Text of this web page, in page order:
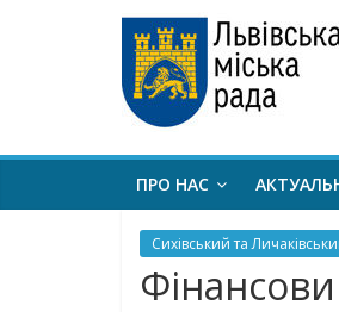
ПРО НАС
Сихівський та